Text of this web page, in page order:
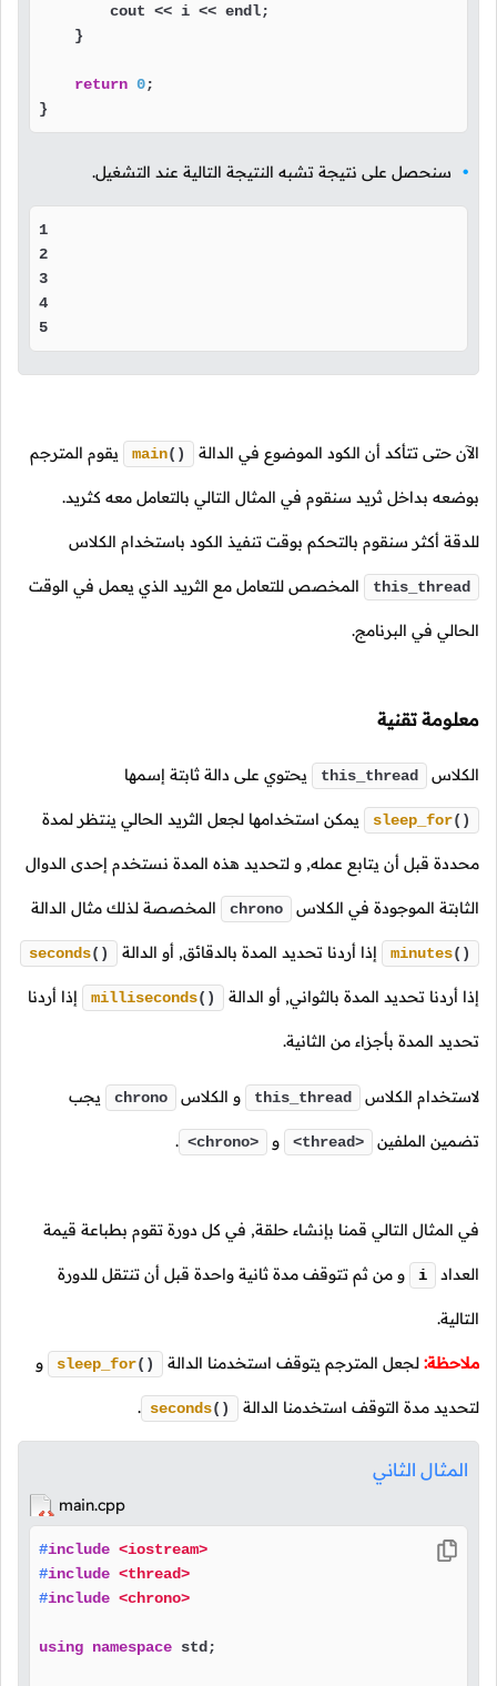
        cout << i << endl;
    }
return 0;
}
سنحصل على نتيجة تشبه النتيجة التالية عند التشغيل.
1
2
3
4
5
الآن حتى تتأكد أن الكود الموضوع في الدالة main() يقوم المترجم
بوضعه بداخل ثريد سنقوم في المثال التالي بالتعامل معه كثريد.
للدقة أكثر سنقوم بالتحكم بوقت تنفيذ الكود باستخدام الكلاس
this_thread المخصص للتعامل مع الثريد الذي يعمل في الوقت
الحالي في البرنامج.
معلومة تقنية
الكلاس this_thread يحتوي على دالة ثابتة إسمها
sleep_for() يمكن استخدامها لجعل الثريد الحالي ينتظر لمدة
محددة قبل أن يتابع عمله, و لتحديد هذه المدة نستخدم إحدى الدوال
الثابتة الموجودة في الكلاس chrono المخصصة لذلك مثال الدالة
minutes() إذا أردنا تحديد المدة بالدقائق, أو الدالة seconds()
إذا أردنا تحديد المدة بالثواني, أو الدالة milliseconds() إذا أردنا
تحديد المدة بأجزاء من الثانية.
لاستخدام الكلاس this_thread و الكلاس chrono يجب
تضمين الملفين <thread> و <chrono>
.
في المثال التالي قمنا بإنشاء حلقة, في كل دورة تقوم بطباعة قيمة
العداد i و من ثم تتوقف مدة ثانية واحدة قبل أن تنتقل للدورة
التالية.
ملاحظة: لجعل المترجم يتوقف استخدمنا الدالة sleep_for() و
لتحديد مدة التوقف استخدمنا الدالة seconds()
.
المثال الثاني
main.cpp
#include <iostream>
#include <thread>
#include <chrono>
using namespace std;